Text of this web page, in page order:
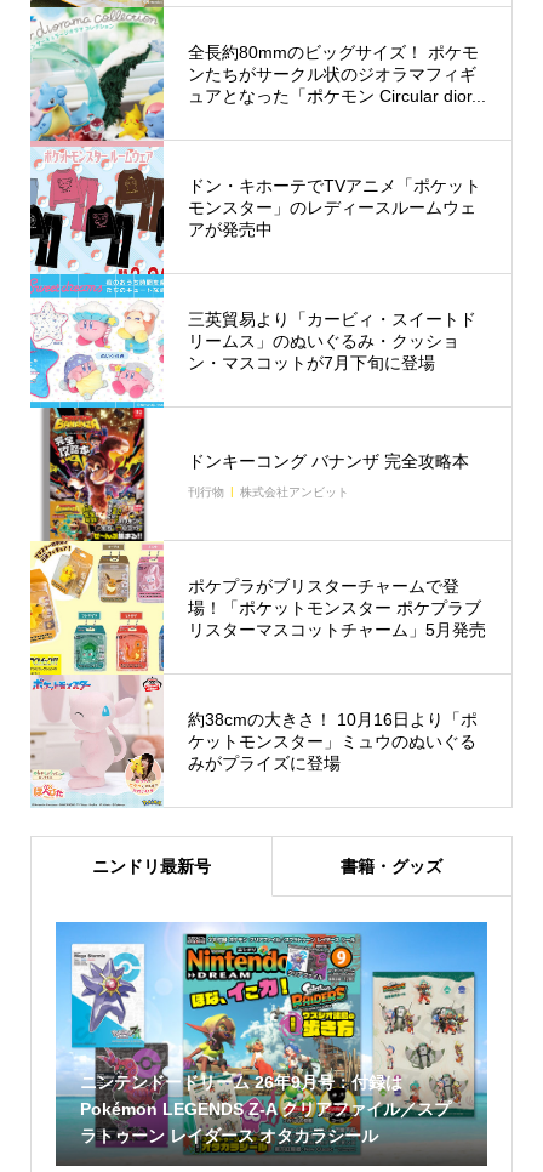
全長約80mmのビッグサイズ！ ポケモ
ンたちがサークル状のジオラマフィギ
ュアとなった「ポケモン Circular dior...
ドン・キホーテでTVアニメ「ポケット
モンスター」のレディースルームウェ
アが発売中
三英貿易より「カービィ・スイートド
リームス」のぬいぐるみ・クッショ
ン・マスコットが7月下旬に登場
ドンキーコング バナンザ 完全攻略本
刊行物 株式会社アンビット
ポケプラがブリスターチャームで登
場！「ポケットモンスター ポケプラブ
リスターマスコットチャーム」5月発売
約38cmの大きさ！ 10月16日より「ポ
ケットモンスター」ミュウのぬいぐる
みがプライズに登場
ニンドリ最新号 書籍・グッズ
ニンテンドードリーム 26年9月号：付録は
Pokémon LEGENDS Z-A クリアファイル／スプ
ラトゥーン レイダース オタカラシール